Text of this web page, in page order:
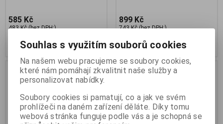
585 Kč
483 Kč (bez DPH:)
Koupit
899 Kč
743 Kč (bez DPH:)
Koupit
Souhlas s využitím souborů cookies
Na našem webu pracujeme se soubory cookies,
které nám pomáhají zkvalitnit naše služby a
personalizovat nabídky.
Soubory cookies si pamatují, co a jak ve svém
prohlížeči na daném zařízení děláte. Díky tomu
webová stránka funguje podle vás a je schopná se